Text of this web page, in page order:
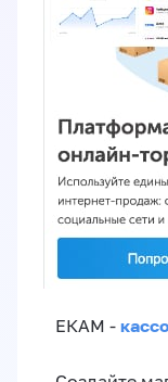
ЕКАМ -